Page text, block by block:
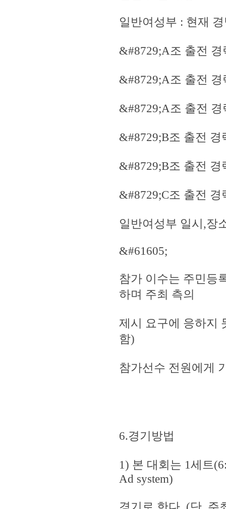
일반여성부 : 현재
&#8729;A조 출전
&#8729;A조 출전
&#8729;A조 출전
&#8729;B조 출전
&#8729;B조 출전
&#8729;C조 출전
일반여성부 일시,장
&#61605;
참가 이수는 주민등
하며 주최 측의
제시 요구에 응하지
함)
참가선수 전원에게
6.경기방법
1) 본 대회는 1세트
Ad system)